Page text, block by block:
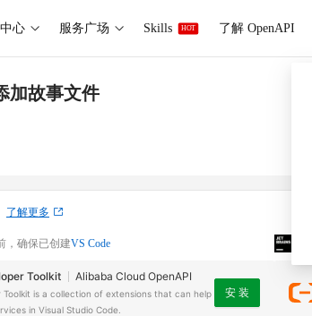
心 服务广场 Skills HOT 了解 OpenAPI
加故事文件
了解更多
，确保已创建VS Code
Toolkit Alibaba Cloud OpenAPI
Toolkit is a collection of extensions that can help
in Visual Studio Code.
安 装